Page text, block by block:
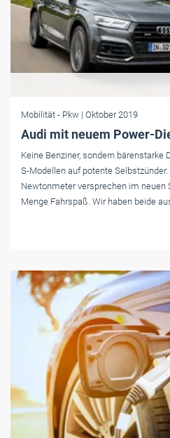
Mobilität - Pkw | Oktober 2019
Audi mit neuem Power-
Keine Benziner, sondern bärenstarke
S-Modellen auf potente
Newtonmeter versprechen im neuen
Menge Fahrspaß. Wir haben beide